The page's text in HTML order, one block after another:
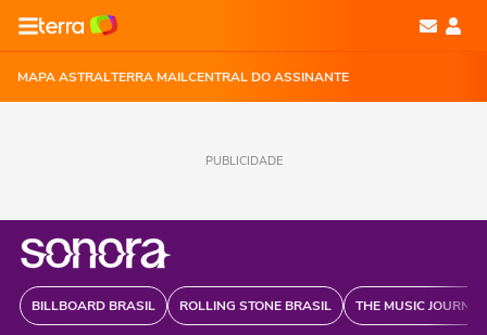
MAPA ASTRALTERRA MAILCENTRAL DO ASSINANTE
PUBLICIDADE
BILLBOARD BRASIL ROLLING STONE BRASIL THE MUSIC